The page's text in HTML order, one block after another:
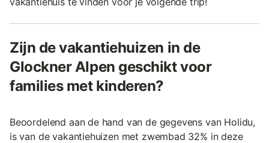
Zijn de vakantiehuizen in de
Glockner Alpen geschikt voor
families met kinderen?
Beoordelend aan de hand van de gegevens van Holidu,
is van de vakantiehuizen met zwembad 32% in deze